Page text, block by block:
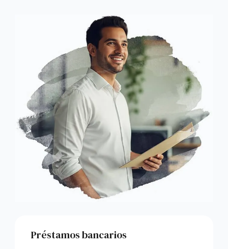
Préstamos bancarios